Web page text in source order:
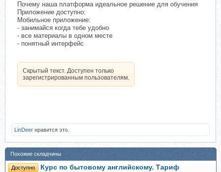
Почему наша платформа идеальное решение для обучения
Приложение доступно:
Мобильное приложение:
- занимайся когда тебе удобно
- все материалы в одном месте
- понятный интерфейс
Скрытый текст. Доступен только
зарегистрированным пользователям.
LinDeer нравится это.
Похожие складчины
Доступно
Курс по бытовому английскому. Тариф